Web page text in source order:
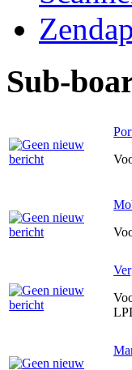
Sub-